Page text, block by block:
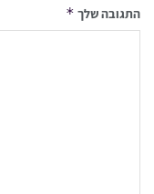
התגובה שלך *